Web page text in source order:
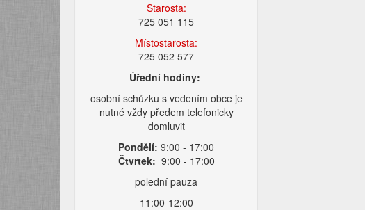
Starosta:
725 051 115
Místostarosta:
725 052 577
Úřední hodiny:
osobní schůzku s vedením obce je
nutné vždy předem telefonicky
domluvit
Pondělí: 9:00 - 17:00
Čtvrtek: 9:00 - 17:00
polední pauza
11:00-12:00